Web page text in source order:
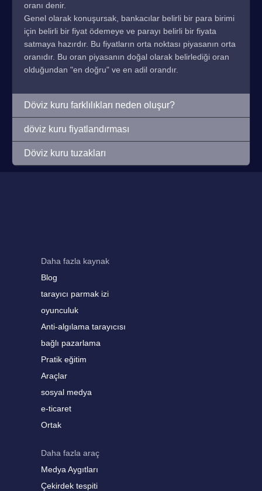
oranı denir.
Genel olarak konuşursak, bankacılar belirli bir para birimi
için belirli bir fiyat ödemeye ve parayı belirli bir fiyata
satmaya hazırdır. Bu fiyatların orta noktası piyasanın orta
oranıdır. Bu oran piyasanın doğal olarak belirlediği oran
olduğundan "en doğru" ve en adil orandır.
Döviz kuru farklılıkları neden oluşur?
döviz kuru fiyatlandırması
Döviz kuru tuzakları
Daha fazla kaynak
Blog
tarayıcı parmak izi
oyunculuk
Anti-algılama tarayıcısı
bağlı pazarlama
Pratik eğitim
Araçlar
sosyal medya
e-ticaret
Ortak
Daha fazla araç
Medya Aygıtları
Çekirdek tespiti